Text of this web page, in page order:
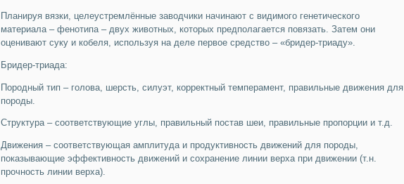
Планируя вязки, целеустремлённые заводчики начинают с видимого генетического
материала – фенотипа – двух животных, которых предполагается повязать. Затем они
оценивают суку и кобеля, используя на деле первое средство – «бридер-триаду».
Бридер-триада:
Породный тип – голова, шерсть, силуэт, корректный темперамент, правильные движения для
породы.
Структура – соответствующие углы, правильный постав шеи, правильные пропорции и т.д.
Движения – соответствующая амплитуда и продуктивность движений для породы,
показывающие эффективность движений и сохранение линии верха при движении (т.н.
прочность линии верха).